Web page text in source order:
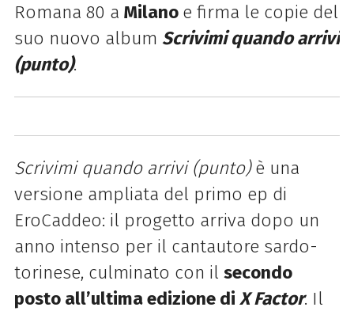
Romana 80 a Milano e firma le copie del
suo nuovo album Scrivimi quando arrivi
(punto).​
Scrivimi quando arrivi (punto)è una
versione ampliata del primo ep di
EroCaddeo: il progetto arriva dopo un
anno intenso per il cantautore sardo-
torinese, culminato con il secondo
posto all’ultima edizione di X Factor. Il